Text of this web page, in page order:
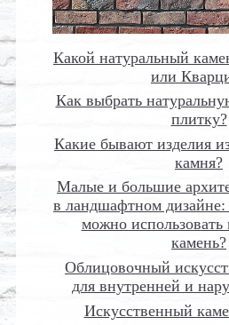
Какой натуральный
или
Как выбрать
плитку?
Какие бывают изделия
камня?
Малые и большие
в ландшафтном дизайне:
можно использовать
камень?
Облицовочный
для внутренней и
Искусственный